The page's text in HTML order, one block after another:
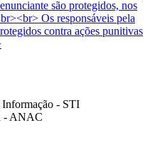
são protegidos, nos
Os responsáveis pela
contra ações punitivas
Informação - STI
- ANAC